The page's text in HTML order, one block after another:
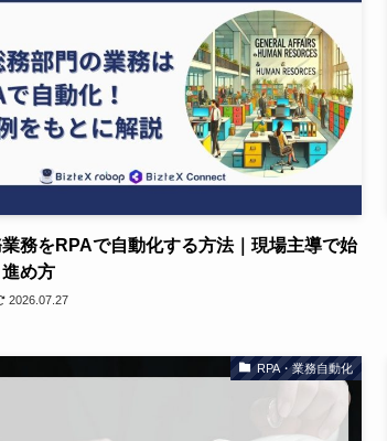
業務をRPAで自動化する方法｜現場主導で始
め方
2026.07.27
RPA・業務自動化